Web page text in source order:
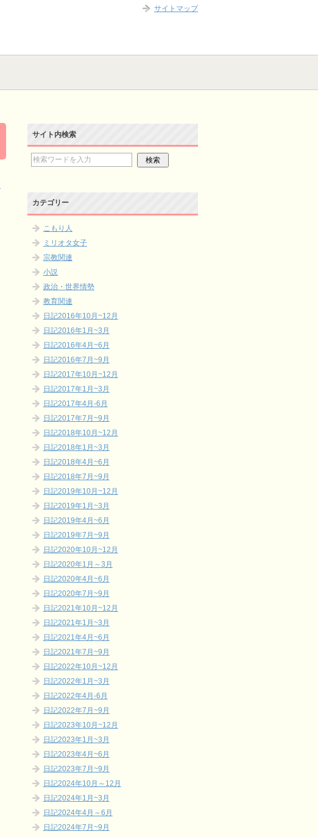
サイト内検索
カテゴリー
こもり人
ミリオタ女子
宗教関連
小説
政治・世界情勢
教育関連
日記2016年10月~12月
日記2016年1月~3月
日記2016年4月~6月
日記2016年7月~9月
日記2017年10月~12月
日記2017年1月~3月
日記2017年4月-6月
日記2017年7月~9月
日記2018年10月~12月
日記2018年1月~3月
日記2018年4月~6月
日記2018年7月~9月
日記2019年10月~12月
日記2019年1月~3月
日記2019年4月~6月
日記2019年7月~9月
日記2020年10月~12月
日記2020年1月～3月
日記2020年4月~6月
日記2020年7月~9月
日記2021年10月~12月
日記2021年1月~3月
日記2021年4月~6月
日記2021年7月~9月
日記2022年10月~12月
日記2022年1月~3月
日記2022年4月-6月
日記2022年7月~9月
日記2023年10月~12月
日記2023年1月~3月
日記2023年4月~6月
日記2023年7月~9月
日記2024年10月～12月
日記2024年1月~3月
日記2024年4月～6月
日記2024年7月~9月
サイトマップ